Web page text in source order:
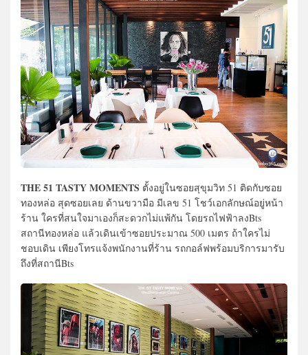
THE 51 TASTY MOMENTS ตั้งอยู่ในซอยสุขุมวิท 51 ติดกับซอย
ทองหล่อ สุดซอยเลย ด้านขวามือ มีเลข 51 โชว์เอกลักษณ์อยู่หน้า
ร้าน ใครที่สนใจมาเองก็สะดวกไม่แพ้กัน โดยรถไฟฟ้าลงBts
สถานีทองหล่อ แล้วเดินเข้าซอยประมาณ 500 เมตร ถ้าใครไม่
ชอบเดิน เพียงโทรแจ้งพนักงานที่ร้าน รถกอล์ฟพร้อมบริการมารับ
ถึงที่สถานีBts